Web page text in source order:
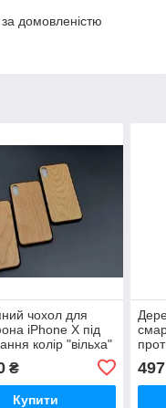
домовленістю
чохол для
iPhone X під
колір "вільха"
iPhone X під
₴
Купити